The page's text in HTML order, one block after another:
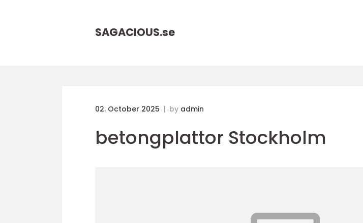
SAGACIOUS.se
02. October 2025 by admin
betongplattor Stockholm